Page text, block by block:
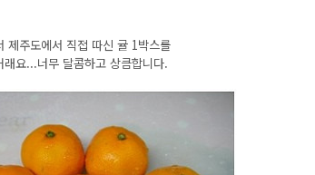
제주도에서 직접 따신 귤 1박스를
요...너무 달콤하고 상큼합니다.